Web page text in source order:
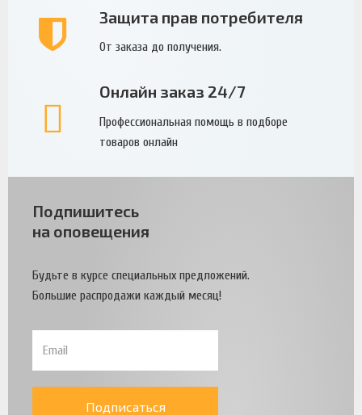
Защита прав потребителя
От заказа до получения.
Онлайн заказ 24/7
Профессиональная помощь в подборе
товаров онлайн
Подпишитесь
на оповещения
Будьте в курсе специальных предложений.
Большие распродажи каждый месяц!
Подписаться